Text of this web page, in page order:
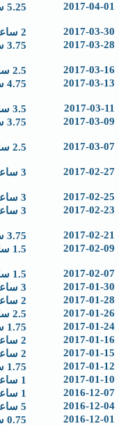
2017-04-01 5.25 ساعة
2017-03-30 2 ساعة
2017-03-28 3.75 ساعة
2017-03-16 2.5 ساعة
2017-03-13 4.75 ساعة
2017-03-11 3.5 ساعة
2017-03-09 3.75 ساعة
2017-03-07 2.5 ساعة
2017-02-27 3 ساعة
2017-02-25 3 ساعة
2017-02-23 3 ساعة
2017-02-21 3.75 ساعة
2017-02-09 1.5 ساعة
2017-02-07 1.5 ساعة
2017-01-30 3 ساعة
2017-01-28 2 ساعة
2017-01-26 2.5 ساعة
2017-01-24 1.75 ساعة
2017-01-16 2 ساعة
2017-01-15 2 ساعة
2017-01-12 1.75 ساعة
2017-01-10 1 ساعة
2016-12-07 1 ساعة
2016-12-04 5 ساعة
2016-12-01 0.75 ساعة